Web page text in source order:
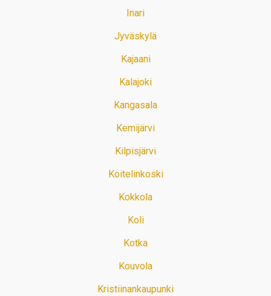
Inari
Jyväskylä
Kajaani
Kalajoki
Kangasala
Kemijärvi
Kilpisjärvi
Koitelinkoski
Kokkola
Koli
Kotka
Kouvola
Kristiinankaupunki